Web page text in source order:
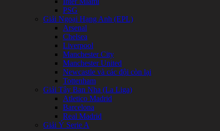
PSG
Giải Ngoại Hạng Anh (EPL)
Arsenal
Chelsea
Liverpool
Manchester City
Manchester United
Newcastle và các đội còn lại
Tottenham
Giải Tây Ban Nha (La Liga)
Atletico Madrid
Barcelona
Real Madrid
Giải Ý Serie A